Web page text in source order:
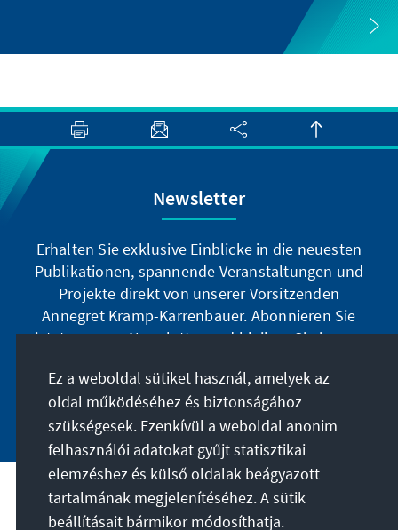
Newsletter
Erhalten Sie exklusive Einblicke in die neuesten
Publikationen, spannende Veranstaltungen und
Projekte direkt von unserer Vorsitzenden
Annegret Kramp-Karrenbauer. Abonnieren Sie
jetzt unseren Newsletter und bleiben Sie immer
Jetzt abonnieren
A célunk
Ez a weboldal sütiket használ, amelyek az
oldal működéséhez és biztonságához
szükségesek. Ezenkívül a weboldal anonim
felhasználói adatokat gyűjt statisztikai
elemzéshez és külső oldalak beágyazott
tartalmának megjelenítéséhez. A sütik
beállításait bármikor módosíthatja.